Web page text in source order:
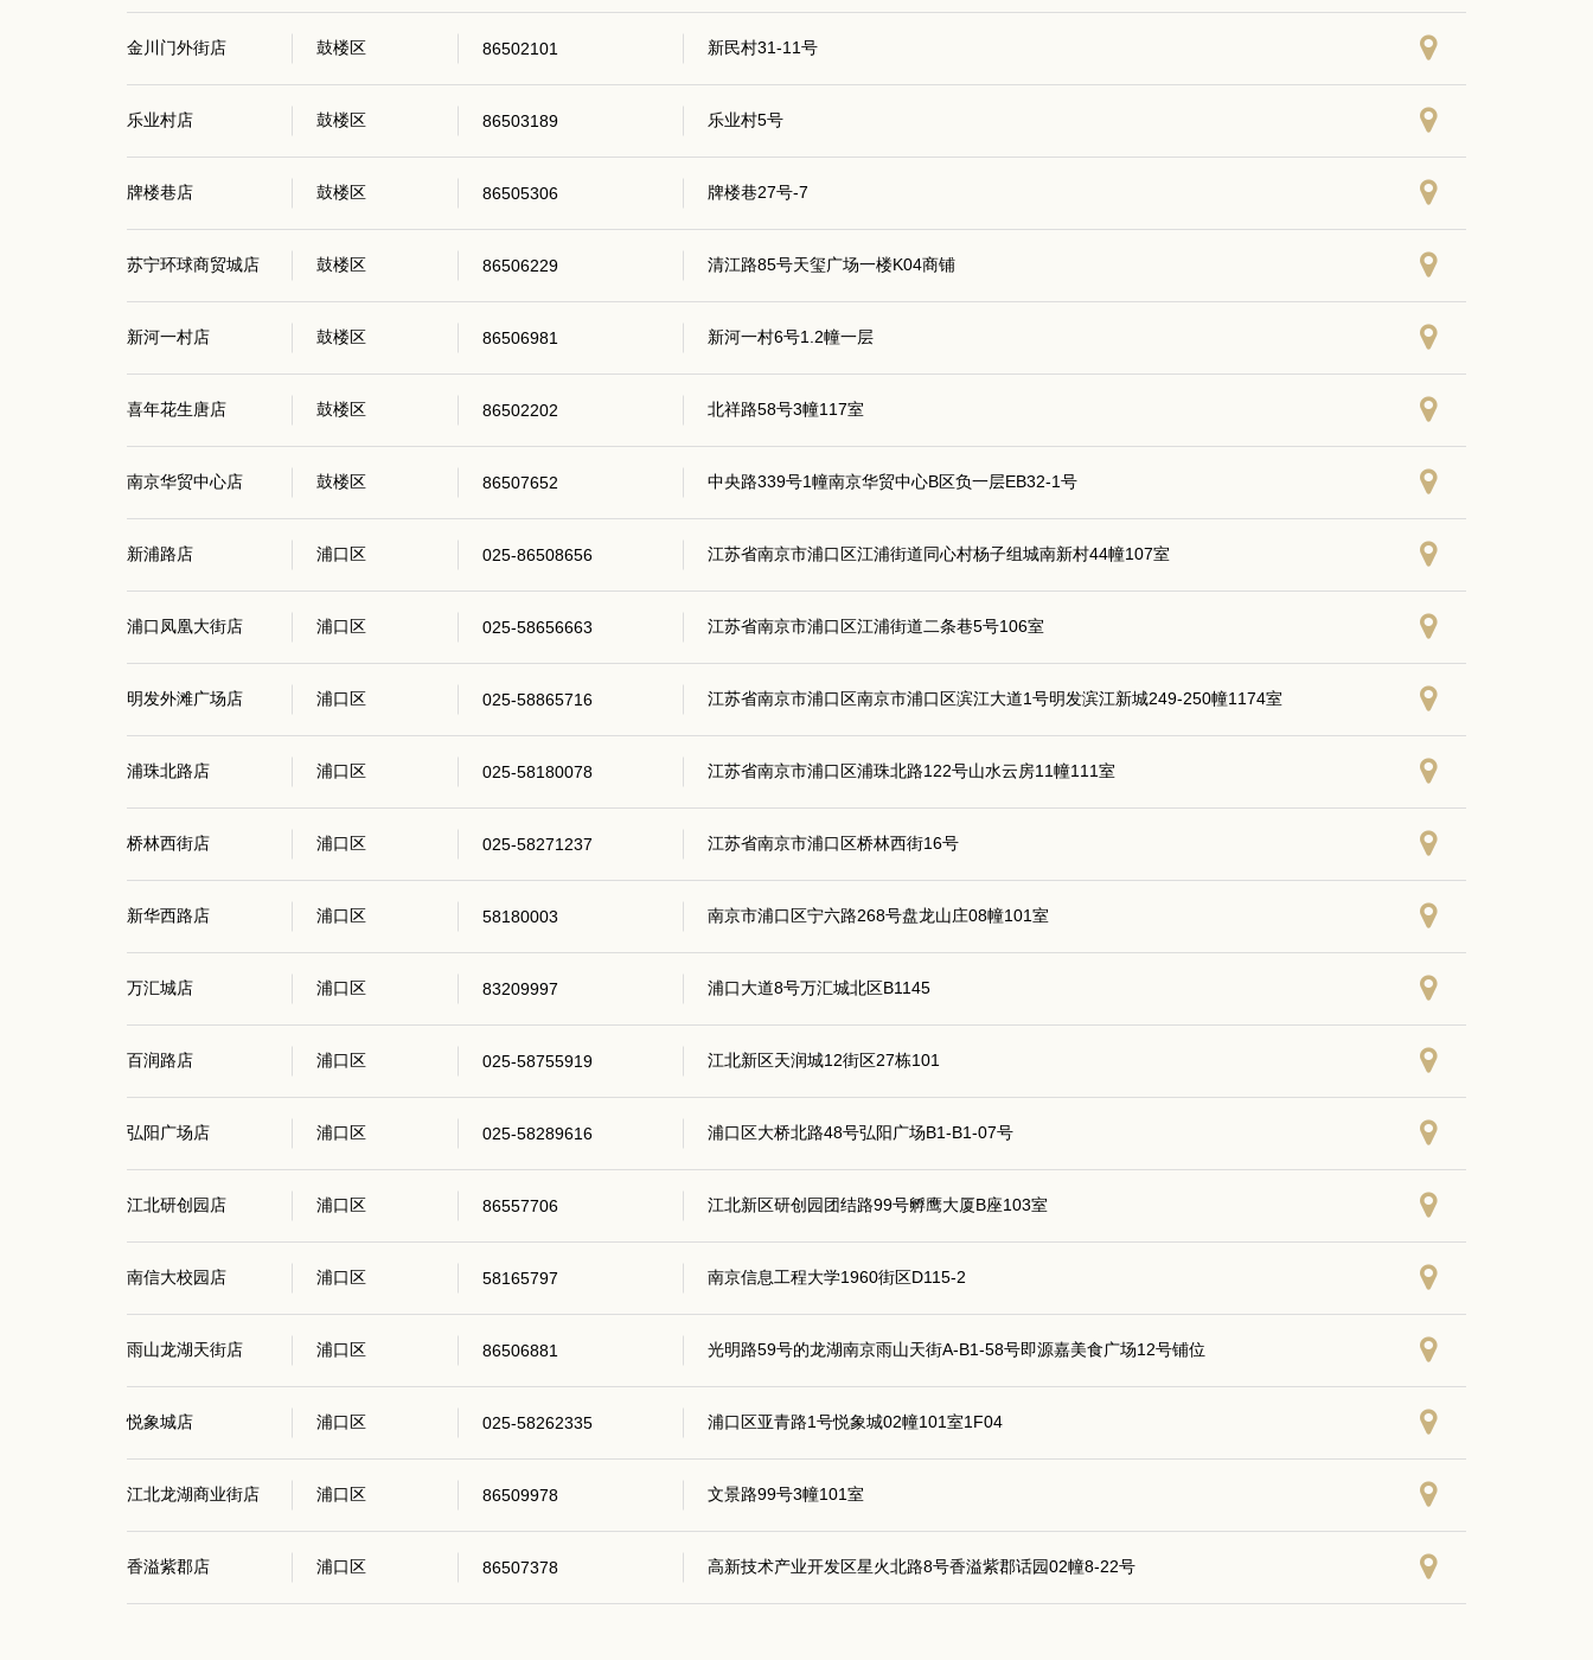
金川门外街店 鼓楼区 86502101 新民村31-11号
乐业村店 鼓楼区 86503189 乐业村5号
牌楼巷店 鼓楼区 86505306 牌楼巷27号-7
苏宁环球商贸城店 鼓楼区 86506229 清江路85号天玺广场一楼K04商铺
新河一村店 鼓楼区 86506981 新河一村6号1.2幢一层
喜年花生唐店 鼓楼区 86502202 北祥路58号3幢117室
南京华贸中心店 鼓楼区 86507652 中央路339号1幢南京华贸中心B区负一层EB32-1号
新浦路店 浦口区 025-86508656 江苏省南京市浦口区江浦街道同心村杨子组城南新村44幢107室
浦口凤凰大街店 浦口区 025-58656663 江苏省南京市浦口区江浦街道二条巷5号106室
明发外滩广场店 浦口区 025-58865716 江苏省南京市浦口区南京市浦口区滨江大道1号明发滨江新城249-250幢1174室
浦珠北路店 浦口区 025-58180078 江苏省南京市浦口区浦珠北路122号山水云房11幢111室
桥林西街店 浦口区 025-58271237 江苏省南京市浦口区桥林西街16号
新华西路店 浦口区 58180003 南京市浦口区宁六路268号盘龙山庄08幢101室
万汇城店 浦口区 83209997 浦口大道8号万汇城北区B1145
百润路店 浦口区 025-58755919 江北新区天润城12街区27栋101
弘阳广场店 浦口区 025-58289616 浦口区大桥北路48号弘阳广场B1-B1-07号
江北研创园店 浦口区 86557706 江北新区研创园团结路99号孵鹰大厦B座103室
南信大校园店 浦口区 58165797 南京信息工程大学1960街区D115-2
雨山龙湖天街店 浦口区 86506881 光明路59号的龙湖南京雨山天街A-B1-58号即源嘉美食广场12号铺位
悦象城店 浦口区 025-58262335 浦口区亚青路1号悦象城02幢101室1F04
江北龙湖商业街店 浦口区 86509978 文景路99号3幢101室
香溢紫郡店 浦口区 86507378 高新技术产业开发区星火北路8号香溢紫郡话园02幢8-22号